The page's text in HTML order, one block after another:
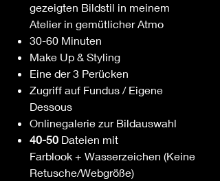
gezeigten Bildstil in meinem
Atelier in gemütlicher Atmo
30-60 Minuten
Make Up & Styling
Eine der 3 Perücken
Zugriff auf Fundus / Eigene
Dessous
Onlinegalerie zur Bildauswahl
40-50 Dateien mit
Farblook + Wasserzeichen (Keine
Retusche/Webgröße)